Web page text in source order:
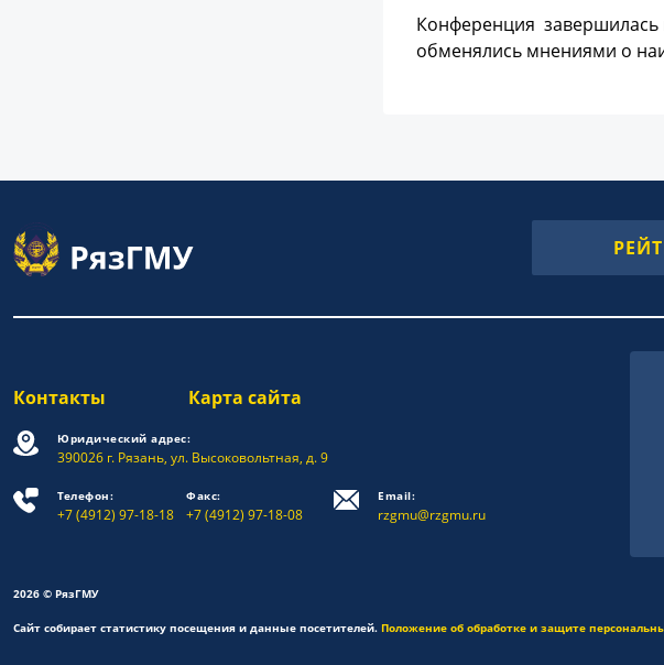
Конференция завершилась
обменялись мнениями о
Контакты Карта сайта
Юридический адрес:
390026 г. Рязань, ул. Высоковольтная, д. 9
Телефон:
+7 (4912) 97-18-18
Факс:
+7 (4912) 97-18-08
Email:
rzgmu@rzgmu.ru
2026 © РязГМУ
Сайт собирает статистику посещения и данные посетителей. Положение об обработке и защите